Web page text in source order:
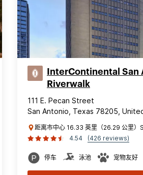
InterContinental San
Riverwalk
111 E. Pecan Street
San Antonio, Texas 78205,
距离市中心 16.33 英里（26.29 公里
4.54
(426 reviews)
停车 泳池 宠物友好